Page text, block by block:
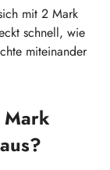
mit 2 Mark
schnell, wie
miteinander
Mark